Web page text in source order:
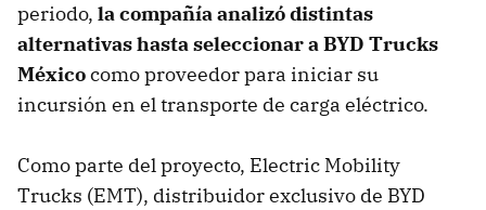
periodo, la compañía analizó distintas
alternativas hasta seleccionar a BYD Trucks
Méxicocomo proveedor para iniciar su
incursión en el transporte de carga eléctrico.
Como parte del proyecto, Electric Mobility
Trucks (EMT), distribuidor exclusivo de BYD